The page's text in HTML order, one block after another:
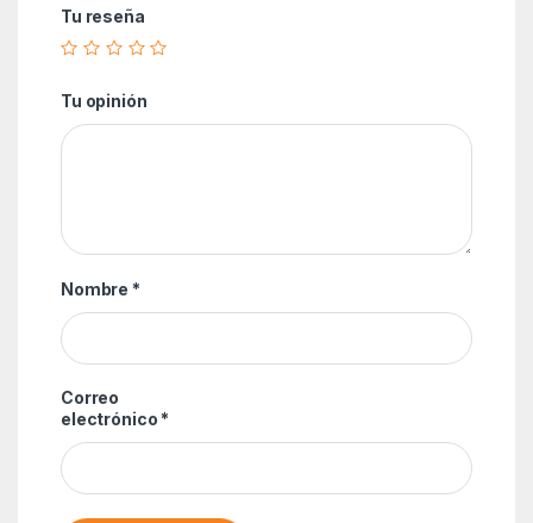
Tu reseña
Tu opinión
Nombre *
Correo
electrónico *